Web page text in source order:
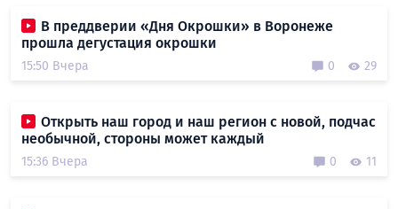
В преддверии «Дня Окрошки» в Воронеже
прошла дегустация окрошки
15:50 Вчера 0 29
Открыть наш город и наш регион с новой, подчас
необычной, стороны может каждый
15:36 Вчера 0 11